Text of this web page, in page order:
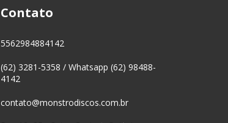
Contato
5562984884142
(62) 3281-5358 / Whatsapp (62) 98488-
4142
contato@monstrodiscos.com.br